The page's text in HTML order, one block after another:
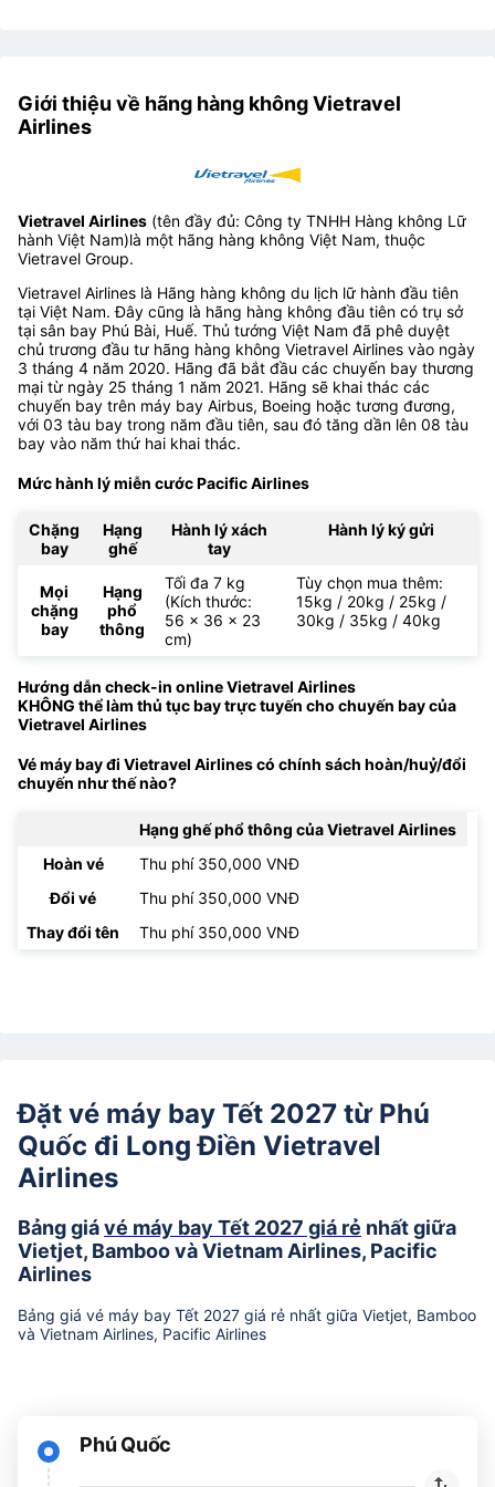
Giới thiệu về hãng hàng không Vietravel
Airlines
Vietravel Airlines (tên đầy đủ: Công ty TNHH Hàng không Lữ
hành Việt Nam)là một hãng hàng không Việt Nam, thuộc
Vietravel Group.
Vietravel Airlines là Hãng hàng không du lịch lữ hành đầu tiên
tại Việt Nam. Đây cũng là hãng hàng không đầu tiên có trụ sở
tại sân bay Phú Bài, Huế. Thủ tướng Việt Nam đã phê duyệt
chủ trương đầu tư hãng hàng không Vietravel Airlines vào ngày
3 tháng 4 năm 2020. Hãng đã bắt đầu các chuyến bay thương
mại từ ngày 25 tháng 1 năm 2021. Hãng sẽ khai thác các
chuyến bay trên máy bay Airbus, Boeing hoặc tương đương,
với 03 tàu bay trong năm đầu tiên, sau đó tăng dần lên 08 tàu
bay vào năm thứ hai khai thác.
Mức hành lý miễn cước Pacific Airlines
Chặng
bay
Hạng
ghế
Hành lý xách
tay
Hành lý ký gửi
Mọi
chặng
bay
Hạng
phổ
thông
Tối đa 7 kg
(Kích thước:
56 x 36 x 23
cm)
Tùy chọn mua thêm:
15kg / 20kg / 25kg /
30kg / 35kg / 40kg
Hướng dẫn check-in online Vietravel Airlines
KHÔNG thể làm thủ tục bay trực tuyến cho chuyến bay của
Vietravel Airlines
Vé máy bay đi Vietravel Airlines có chính sách hoàn/huỷ/đổi
chuyến như thế nào?
Hạng ghế phổ thông của Vietravel Airlines
Hoàn vé
Thu phí 350,000 VNĐ
Đổi vé
Thu phí 350,000 VNĐ
Thay đổi tên
Thu phí 350,000 VNĐ
Đặt vé máy bay Tết 2027 từ Phú
Quốc đi Long Điền Vietravel
Airlines
Bảng giávé máy bay Tết 2027 giá rẻ nhất giữa
Vietjet, Bamboo và Vietnam Airlines, Pacific
Airlines
Bảng giá vé máy bay Tết 2027 giá rẻ nhất giữa Vietjet, Bamboo
và Vietnam Airlines, Pacific Airlines
Phú Quốc